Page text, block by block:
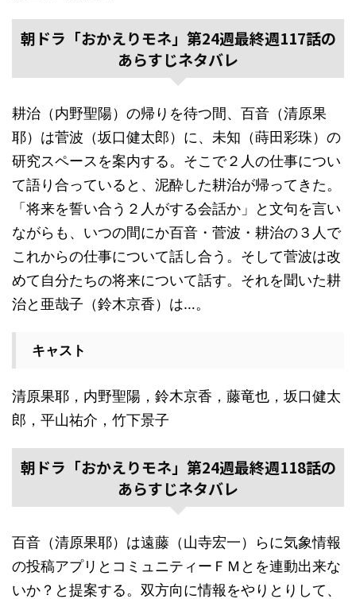
朝ドラ「おかえりモネ」第24週最終週117話の
あらすじネタバレ
耕治（内野聖陽）の帰りを待つ間、百音（清原果
耶）は菅波（坂口健太郎）に、未知（蒔田彩珠）の
研究スペースを案内する。そこで２人の仕事につい
て語り合っていると、泥酔した耕治が帰ってきた。
「将来を誓い合う２人がする会話か」と文句を言い
ながらも、いつの間にか百音・菅波・耕治の３人で
これからの仕事について話し合う。そして菅波は改
めて自分たちの将来について話す。それを聞いた耕
治と亜哉子（鈴木京香）は…。
キャスト
清原果耶，内野聖陽，鈴木京香，藤竜也，坂口健太
郎，平山祐介，竹下景子
朝ドラ「おかえりモネ」第24週最終週118話の
あらすじネタバレ
百音（清原果耶）は遠藤（山寺宏一）らに気象情報
の投稿アプリとコミュニティーＦＭとを連動出来な
いか？と提案する。双方向に情報をやりとりして、